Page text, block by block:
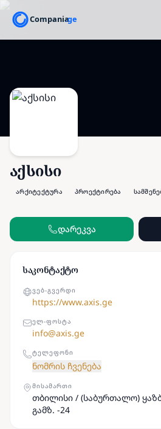
აქსისი
არქიტექტურა პროექტირება
დარეკვა
საკონტაქტო
ᲕᲔᲑ-ᲒᲕᲔᲠᲓᲘ
https://www.axis.ge
ᲔᲚ-ᲤᲝᲡᲢᲐ
info@axis.ge
ᲢᲔᲚᲔᲤᲝᲜᲘ
ნომრის ჩვენება
ᲛᲘᲡᲐᲛᲐᲠᲗᲘ
თბილისი / (საბურთალო)
გამზ. -24